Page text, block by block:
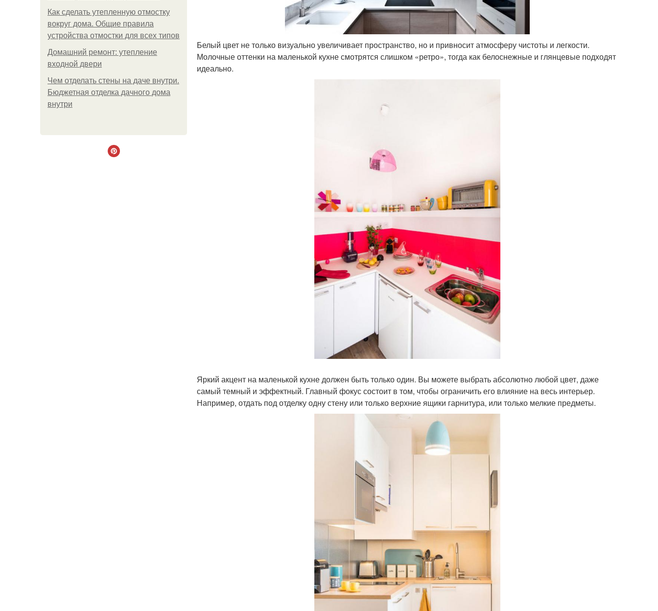
Как сделать утепленную отмостку
вокруг дома. Общие правила
устройства отмостки для всех типов
Домашний ремонт: утепление
входной двери
Чем отделать стены на даче внутри.
Бюджетная отделка дачного дома
внутри
Белый цвет не только визуально увеличивает пространство, но и привносит атмосферу чистоты и легкости.
Молочные оттенки на маленькой кухне смотрятся слишком «ретро», тогда как белоснежные и глянцевые подходят
идеально.
Яркий акцент на маленькой кухне должен быть только один. Вы можете выбрать абсолютно любой цвет, даже
самый темный и эффектный. Главный фокус состоит в том, чтобы ограничить его влияние на весь интерьер.
Например, отдать под отделку одну стену или только верхние ящики гарнитура, или только мелкие предметы.